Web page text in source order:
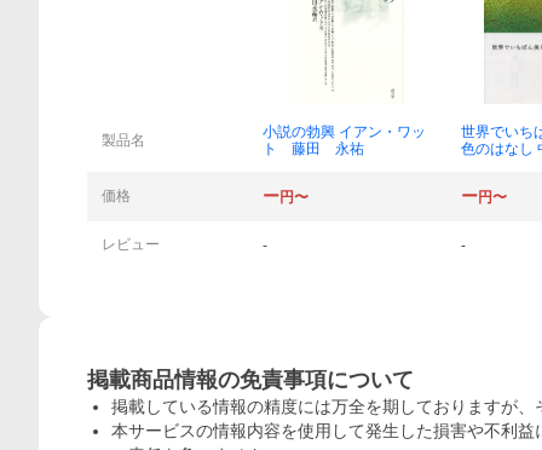
製品名
小説の勃興 イアン・ワッ
ト 藤田 永祐
世界でいち
色のはなし
価格
ー円〜 ー円〜
レビュー - -
掲載商品情報の免責事項について
掲載している情報の精度には万全を期しておりますが
本サービスの情報内容を使用して発生した損害や不利